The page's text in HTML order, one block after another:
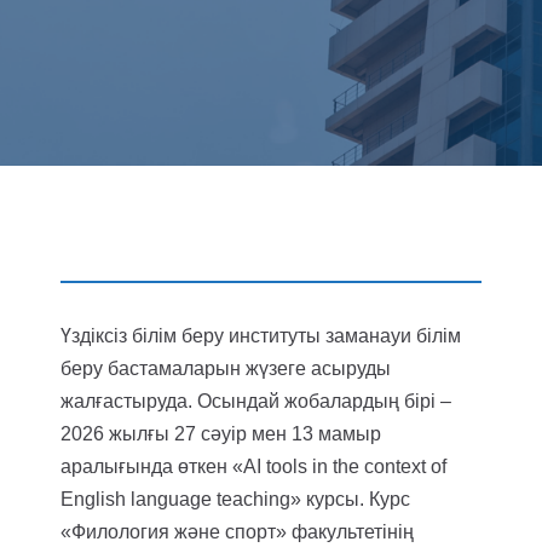
Үздіксіз білім беру институты заманауи білім
беру бастамаларын жүзеге асыруды
жалғастыруда. Осындай жобалардың бірі –
2026 жылғы 27 сәуір мен 13 мамыр
аралығында өткен «AI tools in the context of
English language teaching» курсы. Курс
«Филология және спорт» факультетінің